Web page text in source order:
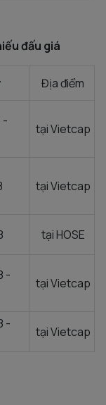
đấu giá
Địa điểm
-
tại Vietcap
tại Vietcap
tại HOSE
-
tại Vietcap
-
tại Vietcap